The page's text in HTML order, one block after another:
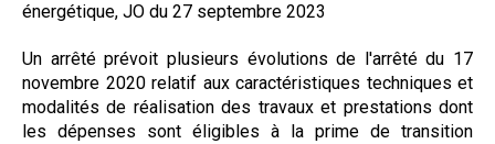
énergétique, JO du 27 septembre 2023
Un arrêté prévoit plusieurs évolutions de l'arrêté du 17
novembre 2020 relatif aux caractéristiques techniques et
modalités de réalisation des travaux et prestations dont
les dépenses sont éligibles à la prime de transition